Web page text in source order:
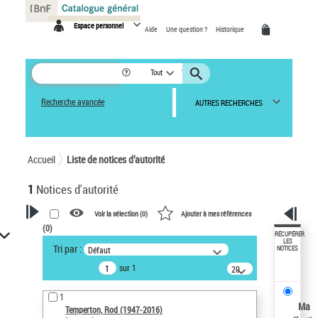
Espace personnel Aide Une question ? Historique
Tout
Recherche avancée AUTRES RECHERCHES
Accueil Liste de notices d’autorité
1 Notices d'autorité
VOTRE RECHERCHE
Recherche avancée dans les
notices d’autorité
Œuvres liées à l'auteur :
Temperton, Rod (1947-2016)
Voir la sélection (0) Ajouter à mes références
(0)
Tri par : Défaut
sur 1
20
résultats/page
1
Temperton, Rod (1947-2016)
RÉCUPÉRER
LES
NOTICES
Ma
Panneau de gestion des cookies